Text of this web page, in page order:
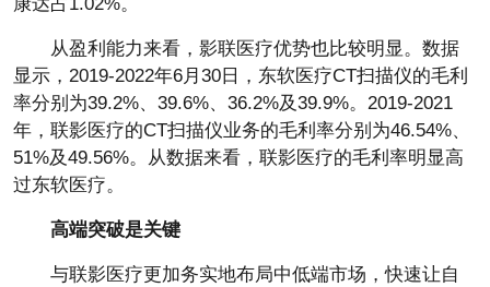
从盈利能力来看，影联医疗优势也比较明显。数据
显示，2019-2022年6月30日，东软医疗CT扫描仪的毛利
率分别为39.2%、39.6%、36.2%及39.9%。2019-2021
年，联影医疗的CT扫描仪业务的毛利率分别为46.54%、
51%及49.56%。从数据来看，联影医疗的毛利率明显高
过东软医疗。
高端突破是关键
与联影医疗更加务实地布局中低端市场，快速让自